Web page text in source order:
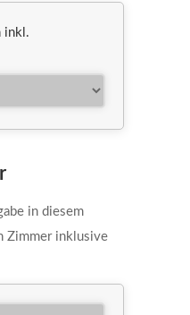
inkl.
in diesem
Zimmer inklusive